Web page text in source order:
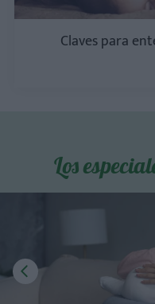
Los
Claves para